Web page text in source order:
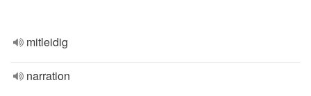
mitleidig
narration